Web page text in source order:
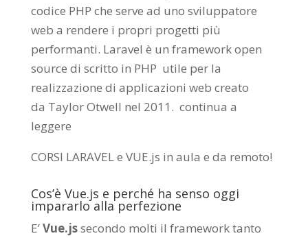
codice PHP che serve ad uno sviluppatore
web a rendere i propri progetti più
performanti. Laravel è un framework open
source di scritto in PHP utile per la
realizzazione di applicazioni web creato
da Taylor Otwell nel 2011. continua a
leggere
CORSI LARAVEL e VUE.js in aula e da remoto!
Cos’è Vue.js e perché ha senso oggi
impararlo alla perfezione
E’Vue.jssecondo molti il framework tanto